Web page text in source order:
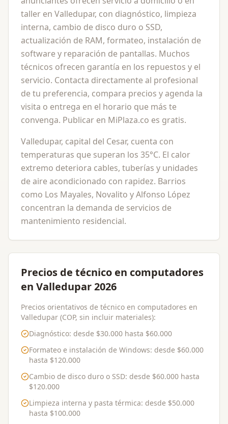
taller en Valledupar, con diagnóstico, limpieza
interna, cambio de disco duro o SSD,
actualización de RAM, formateo, instalación de
software y reparación de pantallas. Muchos
técnicos ofrecen garantía en los repuestos y el
servicio. Contacta directamente al profesional
de tu preferencia, compara precios y agenda la
visita o entrega en el horario que más te
convenga. Publicar en MiPlaza.co es gratis.
Valledupar, capital del Cesar, cuenta con
temperaturas que superan los 35°C. El calor
extremo deteriora cables, tuberías y unidades
de aire acondicionado con rapidez. Barrios
como Los Mayales, Novalito y Alfonso López
concentran la demanda de servicios de
mantenimiento residencial.
Precios de técnico en computadores
en Valledupar 2026
Precios orientativos de técnico en computadores en
Valledupar (COP, sin incluir materiales):
Diagnóstico: desde $30.000 hasta $60.000
Formateo e instalación de Windows: desde $60.000
hasta $120.000
Cambio de disco duro o SSD: desde $60.000 hasta
$120.000
Limpieza interna y pasta térmica: desde $50.000
hasta $100.000